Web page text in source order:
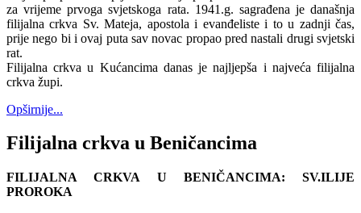
za vrijeme prvoga svjetskoga rata. 1941.g. sagrađena je današnja
filijalna crkva Sv. Mateja, apostola i evanđeliste i to u zadnji čas,
prije nego bi i ovaj puta sav novac propao pred nastali drugi svjetski
rat.
Filijalna crkva u Kućancima danas je najljepša i najveća filijalna
crkva župi.
Opširnije...
Filijalna crkva u Beničancima
FILIJALNA CRKVA U BENIČANCIMA: SV.ILIJE
PROROKA